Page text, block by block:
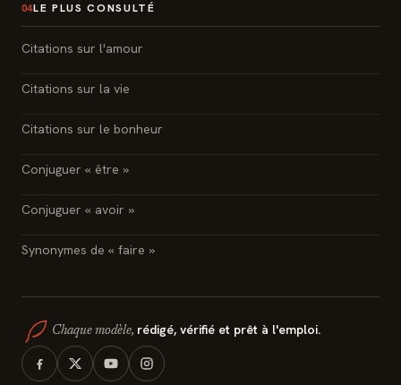
04LE PLUS CONSULTÉ
Citations sur l'amour
Citations sur la vie
Citations sur le bonheur
Conjuguer « être »
Conjuguer « avoir »
Synonymes de « faire »
Chaque modèle, rédigé, vérifié et prêt à l'emploi.